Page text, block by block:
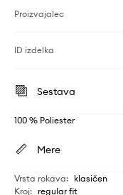
Proizvajalec
ID izdelka
Sestava
100 % Poliester
Mere
Vrsta rokava: klasičen
Kroj: regular fit